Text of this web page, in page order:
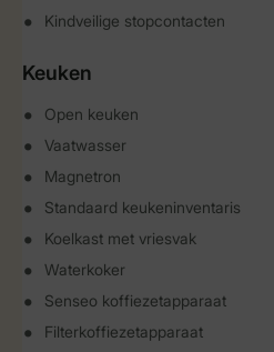
Kindveilige stopcontacten
Keuken
Open keuken
Vaatwasser
Magnetron
Standaard keukeninventaris
Koelkast met vriesvak
Waterkoker
Senseo koffiezetapparaat
Filterkoffiezetapparaat